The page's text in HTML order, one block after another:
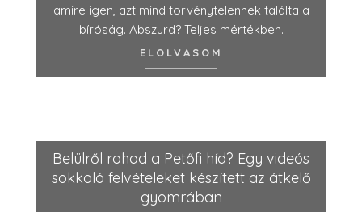
amire igen, azt mind törvénytelennek találta a
bíróság. Abszurd? Teljes mértékben.
ELOLVASOM
Belülről rohad a Petőfi híd? Egy videós
sokkoló felvételeket készített az átkelő
gyomrában